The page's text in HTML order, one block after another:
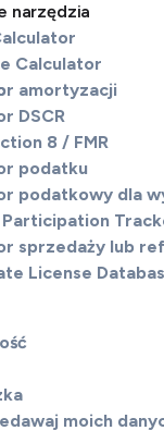
narzędzia
Calculator
amortyzacji
DSCR
8 / FMR
podatku
podatkowy dla
sprzedaży lub
License
moich